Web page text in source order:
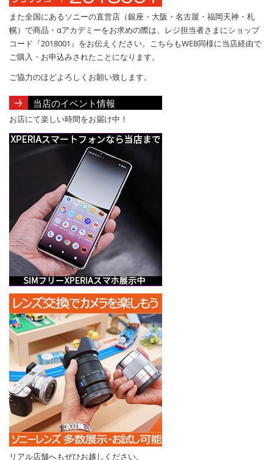
また全国にあるソニーの直営店（銀座・大阪・名古屋・福岡天神・札
幌）で商品・αアカデミーをお求めの際は、レジ担当者さまにショップ
コード『2018001』をお伝えください。こちらもWEB同様に当店経由で
ご購入・お申込みされたことになります。
ご協力のほどよろしくお願い致します。
当店のイベント情報
お店にて楽しい時間をお届け中！
リアル店舗へもぜひお越しください。